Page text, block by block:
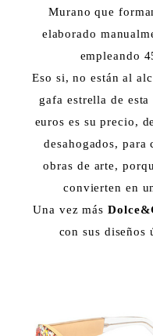
Murano que
elaborado
empleando
Eso si, no están al
gafa estrella de
euros es su precio,
desahogados, para
obras de arte,
convierten en
Una vez más
con sus diseños